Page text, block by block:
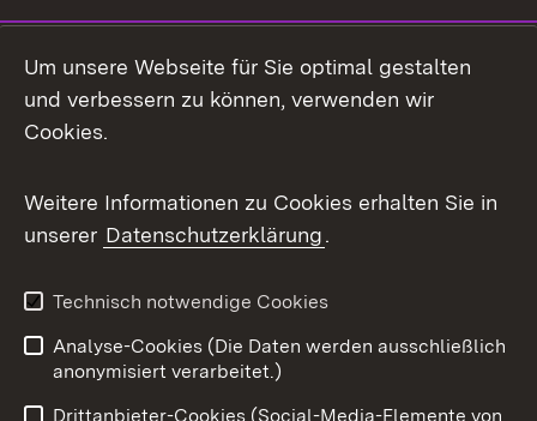
Link zum Landesportal
Um unsere Webseite für Sie optimal gestalten
und verbessern zu können, verwenden wir
Cookies.
Weitere Informationen zu Cookies erhalten Sie in
unserer Datenschutzerklärung.
Technisch notwendige Cookies
Analyse-Cookies (Die Daten werden ausschließlich
anonymisiert verarbeitet.)
Drittanbieter-Cookies (Social-Media-Elemente von